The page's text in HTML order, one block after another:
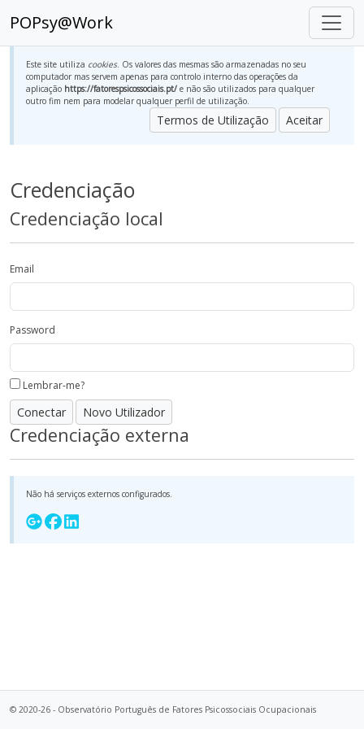
POPsy@Work
Este site utiliza cookies. Os valores das mesmas são armazenadas no seu
computador mas servem apenas para controlo interno das operações da
aplicação https://fatorespsicossociais.pt/ e não são utilizados para qualquer
outro fim nem para modelar qualquer perfil de utilização.
Termos de Utilização Aceitar
Credenciação
Credenciação local
Email
Password
Lembrar-me?
Novo Utilizador
Credenciação externa
Não há serviços externos configurados.
© 2020-26 - Observatório Português de Fatores Psicossociais Ocupacionais